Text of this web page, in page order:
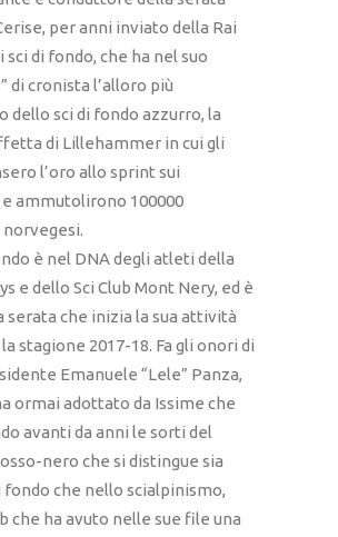
per anni inviato della Rai
sci di fondo, che ha nel suo
di cronista l’alloro più
dello sci di fondo azzurro, la
di Lillehammer in cui gli
l’oro allo sprint sui
ammutolirono 100000
è nel DNA degli atleti della
e dello Sci Club Mont Nery, ed è
serata che inizia la sua attività
stagione 2017-18. Fa gli onori di
Emanuele “Lele” Panza,
ormai adottato da Issime che
avanti da anni le sorti del
nero che si distingue sia
fondo che nello scialpinismo,
che ha avuto nelle sue file una